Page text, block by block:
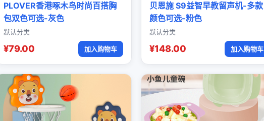
PLOVER香港啄木鸟时尚百搭胸
包双色可选-灰色
默认分类
¥79.00 加入购物车
贝恩施 S9益智早教留声机-多款
颜色可选-粉色
默认分类
¥148.00 加入购物车